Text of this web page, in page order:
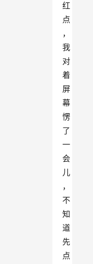
红
点
，
我
对
着
屏
幕
愣
了
一
会
儿
，
不
知
道
先
点